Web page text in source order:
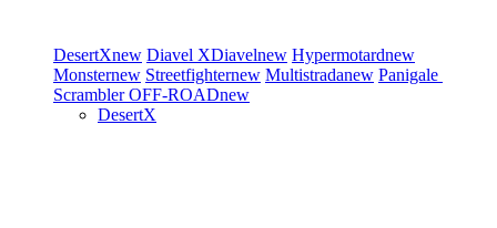
DesertXnew Diavel XDiavelnew Hypermotardnew
Monsternew Streetfighternew Multistradanew Panigale
ScramblerOFF-ROADnew
DesertX